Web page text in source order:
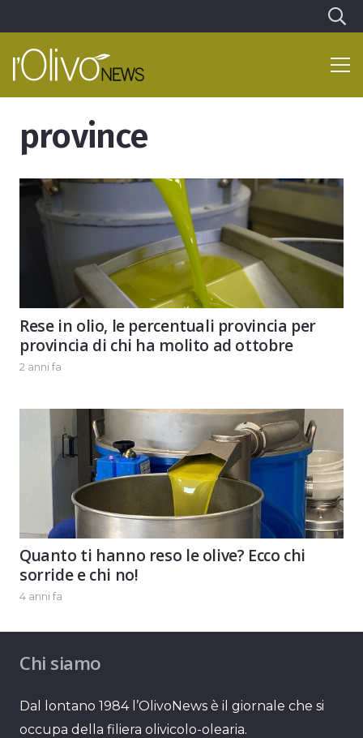
province
Rese in olio, le percentuali provincia per
provincia di chi ha molito ad ottobre
2 anni fa
Quanto ti hanno reso le olive? Ecco chi
sorride e chi no!
4 anni fa
Chi siamo
Dal lontano 1984 l’OlivoNews è il giornale che si
occupa della filiera olivicolo-olearia.